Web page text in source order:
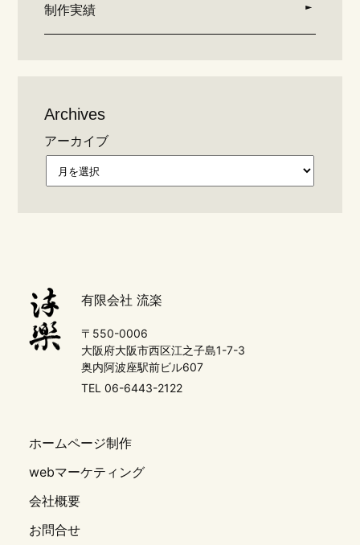
制作実績
Archives
アーカイブ
有限会社 流楽
〒550-0006
大阪府大阪市西区江之子島1-7-3
奥内阿波座駅前ビル607
TEL 06-6443-2122
ホームページ制作
webマーケティング
会社概要
お問合せ